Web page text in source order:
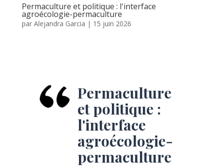
Permaculture et politique : l'interface
agroécologie-permaculture
par Alejandra Garcia | 15 juin 2026
Permaculture
et politique :
l'interface
agroécologie-
permaculture